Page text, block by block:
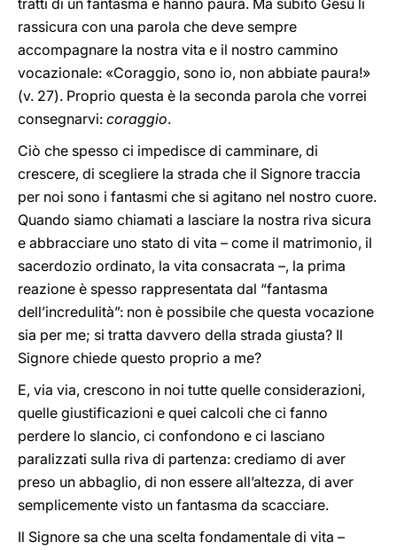
tratti di un fantasma e hanno paura. Ma subito Gesù li
rassicura con una parola che deve sempre
accompagnare la nostra vita e il nostro cammino
vocazionale: «Coraggio, sono io, non abbiate paura!»
(v. 27). Proprio questa è la seconda parola che vorrei
consegnarvi: coraggio.
Ciò che spesso ci impedisce di camminare, di
crescere, di scegliere la strada che il Signore traccia
per noi sono i fantasmi che si agitano nel nostro cuore.
Quando siamo chiamati a lasciare la nostra riva sicura
e abbracciare uno stato di vita – come il matrimonio, il
sacerdozio ordinato, la vita consacrata –, la prima
reazione è spesso rappresentata dal “fantasma
dell’incredulità”: non è possibile che questa vocazione
sia per me; si tratta davvero della strada giusta? Il
Signore chiede questo proprio a me?
E, via via, crescono in noi tutte quelle considerazioni,
quelle giustificazioni e quei calcoli che ci fanno
perdere lo slancio, ci confondono e ci lasciano
paralizzati sulla riva di partenza: crediamo di aver
preso un abbaglio, di non essere all’altezza, di aver
semplicemente visto un fantasma da scacciare.
Il Signore sa che una scelta fondamentale di vita –